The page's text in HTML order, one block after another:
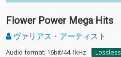
Flower Power Mega Hits
ヴァリアス・アーティスト
Audio format: 16bit/44.1kHz
Lossless